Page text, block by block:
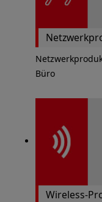
Büro
Wireless-